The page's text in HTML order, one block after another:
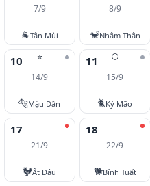
7/9
🐐Tân Mùi
8/9
🐒Nhâm Thân
⭐
10
14/9
🐅Mậu Dần
🌕
11
15/9
🐈Kỷ Mão
17
21/9
🐓Ất Dậu
18
22/9
🐕Bính Tuất